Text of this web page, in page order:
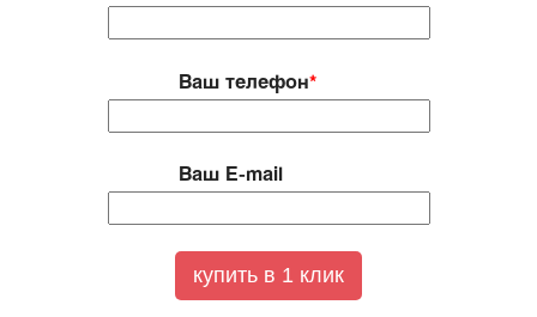
Ваш телефон*
Ваш E-mail